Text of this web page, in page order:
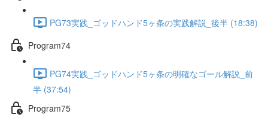
PG73実践_ゴッドハンド5ヶ条の実践解説_後半 (18:38)
Program74
PG74実践_ゴッドハンド5ヶ条の明確なゴール解説_前
半 (37:54)
Program75